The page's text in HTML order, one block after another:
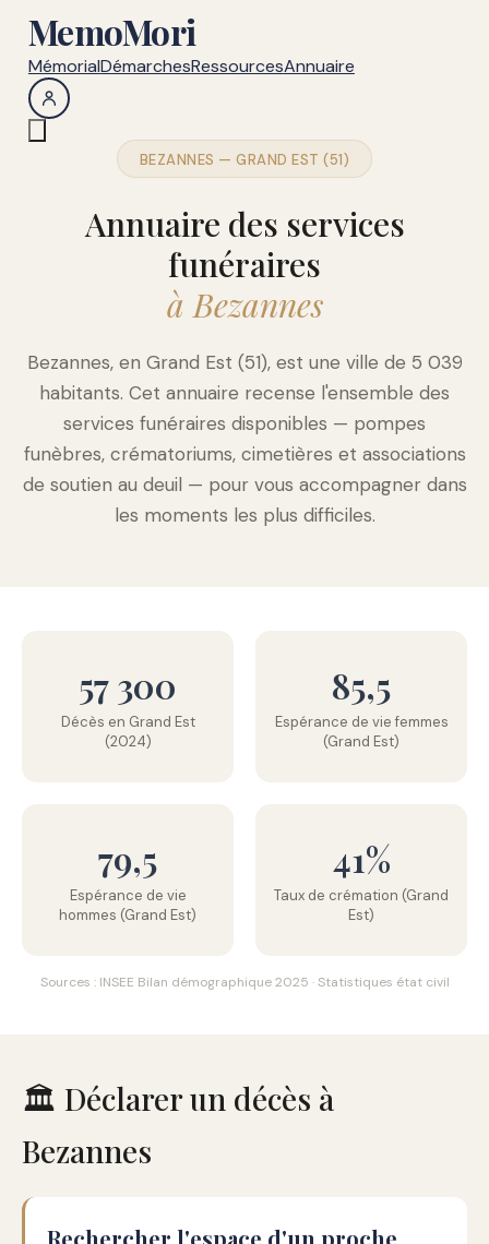
MemoMori
MémorialDémarchesRessourcesAnnuaire
BEZANNES — GRAND EST (51)
Annuaire des services
funéraires
à Bezannes
Bezannes, en Grand Est (51), est une ville de 5 039
habitants. Cet annuaire recense l'ensemble des
services funéraires disponibles — pompes
funèbres, crématoriums, cimetières et associations
de soutien au deuil — pour vous accompagner dans
les moments les plus difficiles.
57 300
Décès en Grand Est
(2024)
85,5
Espérance de vie femmes
(Grand Est)
79,5
Espérance de vie
hommes (Grand Est)
41%
Taux de crémation (Grand
Est)
Sources : INSEE Bilan démographique 2025 · Statistiques état civil
🏛️ Déclarer un décès à
Bezannes
Rechercher l'espace d'un proche